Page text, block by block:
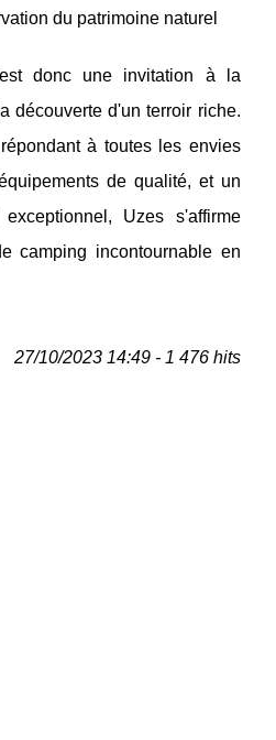
du patrimoine naturel
donc une invitation à la
découverte d'un terroir riche.
à toutes les envies
de qualité, et un
Uzes s'affirme
camping incontournable en
27/10/2023 14:49 - 1 476 hits